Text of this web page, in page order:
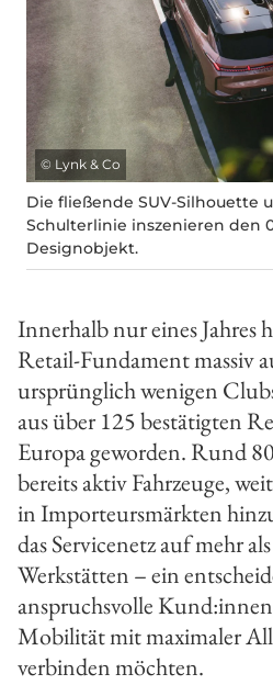
© Lynk & Co
Die fließende SUV-Silhouette
Schulterlinie inszenieren den
Designobjekt.
Innerhalb nur eines Jahres
Retail-Fundament massiv
ursprünglich wenigen
aus über 125 bestätigten
Europa geworden. Rund
bereits aktiv Fahrzeuge,
in Importeursmärkten
das Servicenetz auf mehr
Werkstätten – ein
anspruchsvolle
Mobilität mit maximaler
verbinden möchten.